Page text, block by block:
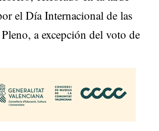
el Día Internacional de las
a excepción del voto de